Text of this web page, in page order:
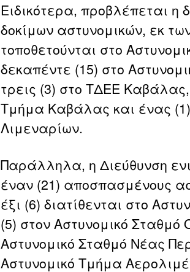
Ειδικότερα, προβλέπεται η
δοκίμων αστυνομικών, εκ
τοποθετούνται στο
δεκαπέντε (15) στο
τρεις (3) στο ΤΔΕΕ
Τμήμα Καβάλας και ένας
Λιμεναρίων.
Παράλληλα, η Διεύθυνση
έναν (21) αποσπασμένους
έξι (6) διατίθενται στο
(5) στον Αστυνομικό
Αστυνομικό Σταθμό Νέας
Αστυνομικό Τμήμα